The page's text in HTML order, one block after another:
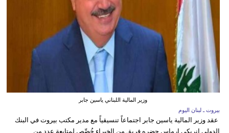
وزير المالية اللبناني ياسين جابر
بيروت ـ لبنان اليوم
عقد وزير المالية ياسين جابر اجتماعاً تنسيقياً مع مدير مكتب بيروت في البنك
الدولي انريكي ارماس حضره فريق من الخبراء خُصِّص لمتابعة عدد من